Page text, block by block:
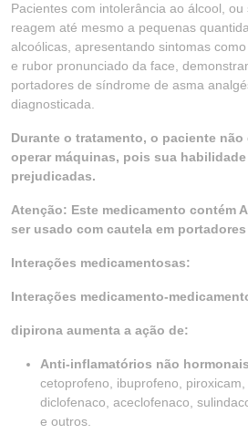
Pacientes com intolerância ao álcool,
reagem até mesmo a pequenas
alcoólicas, apresentando sintomas
e rubor pronunciado da face,
portadores de síndrome de asma
diagnosticada.
Durante o tratamento, o paciente
operar máquinas, pois sua
prejudicadas.
Atenção: Este medicamento contém
ser usado com cautela em
Interações medicamentosas:
Interações medicamento-
dipirona aumenta a ação de:
Anti-inflamatórios não
cetoprofeno, ibuprofeno, piroxicam,
diclofenaco, aceclofenaco,
e outros.